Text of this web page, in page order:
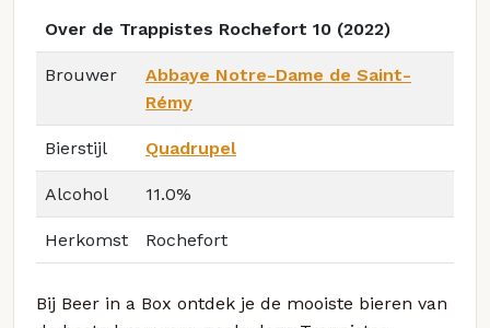
Over de Trappistes Rochefort 10 (2022)
Brouwer
Abbaye Notre-Dame de Saint-
Rémy
Bierstijl Quadrupel
Alcohol 11.0%
Herkomst Rochefort
Bij Beer in a Box ontdek je de mooiste bieren van